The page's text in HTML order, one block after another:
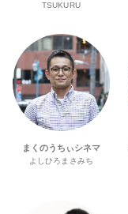
TSUKURU
まくのうちぃシネマ
よしひろまさみち